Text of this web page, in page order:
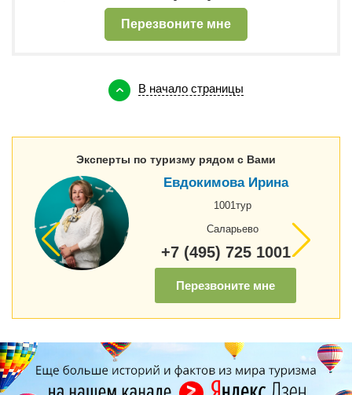
Перезвоните мне
В начало страницы
Эксперты по туризму рядом с Вами
Евдокимова Ирина
1001тур
Саларьево
+7 (495) 725 1001
Перезвоните мне